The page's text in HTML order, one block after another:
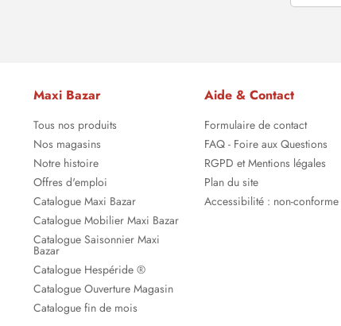
Maxi Bazar
Tous nos produits
Nos magasins
Notre histoire
Offres d'emploi
Catalogue Maxi Bazar
Catalogue Mobilier Maxi Bazar
Catalogue Saisonnier Maxi
Bazar
Catalogue Hespéride ®
Catalogue Ouverture Magasin
Catalogue fin de mois
Aide & Contact
Formulaire de contact
FAQ - Foire aux Questions
RGPD et Mentions légales
Plan du site
Accessibilité : non-conforme